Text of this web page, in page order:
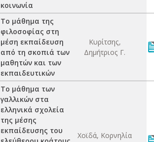
κοινωνία
Το μάθημα της
φιλοσοφίας στη
μέση εκπαίδευση
από τη σκοπιά των
μαθητών και των
εκπαιδευτικών
Κυρίτσης,
Δημήτριος Γ.
Το μάθημα των
γαλλικών στα
ελληνικά σχολεία
της μέσης
εκπαίδευσης του
Χοϊδά, Κορνηλία